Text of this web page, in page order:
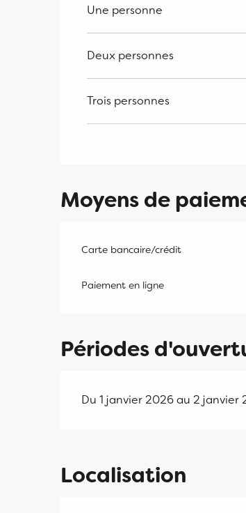
Une personne
Deux personnes
Trois personnes
Moyens de
Carte bancaire/crédit
Paiement en ligne
Périodes
Du 1 janvier 2026 au 2 janvier
Localisation